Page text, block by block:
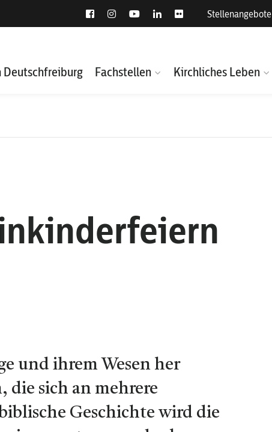
Stellenangebote
Deutschfreiburg Fachstellen Kirchliches Leben
und ihrem Wesen her
die sich an mehrere
Geschichte wird die